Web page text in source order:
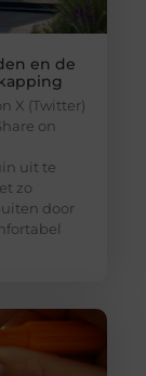
en de
X (Twitter)
on
uit te
zo
door